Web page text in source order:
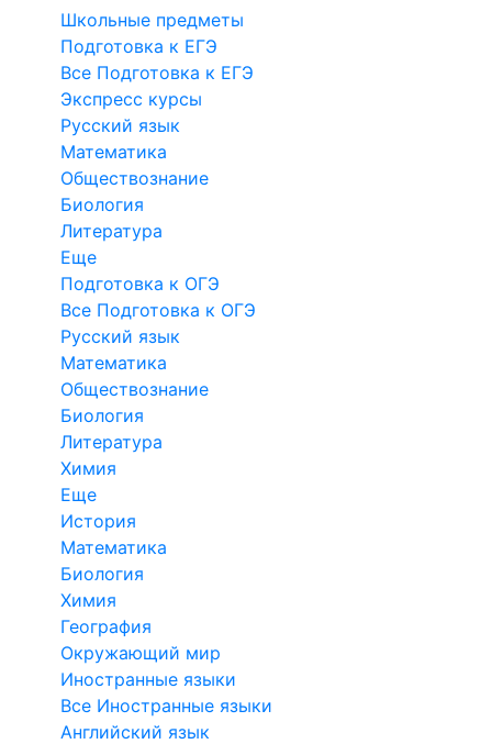
Школьные предметы
Подготовка к ЕГЭ
Все Подготовка к ЕГЭ
Экспресс курсы
Русский язык
Математика
Обществознание
Биология
Литература
Еще
Подготовка к ОГЭ
Все Подготовка к ОГЭ
Русский язык
Математика
Обществознание
Биология
Литература
Химия
Еще
История
Математика
Биология
Химия
География
Окружающий мир
Иностранные языки
Все Иностранные языки
Английский язык